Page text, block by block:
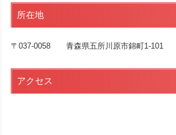
所在地
〒037-0058 青森県五所川原市錦町1-101
アクセス